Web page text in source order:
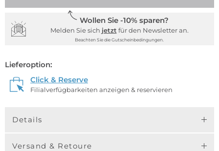
Wollen Sie -10% sparen?
Melden Sie sich jetzt für den Newsletter an.
Beachten Sie die Gutscheinbedingungen.
Lieferoption:
Click & Reserve
Filialverfügbarkeiten anzeigen & reservieren
Details
Versand & Retoure